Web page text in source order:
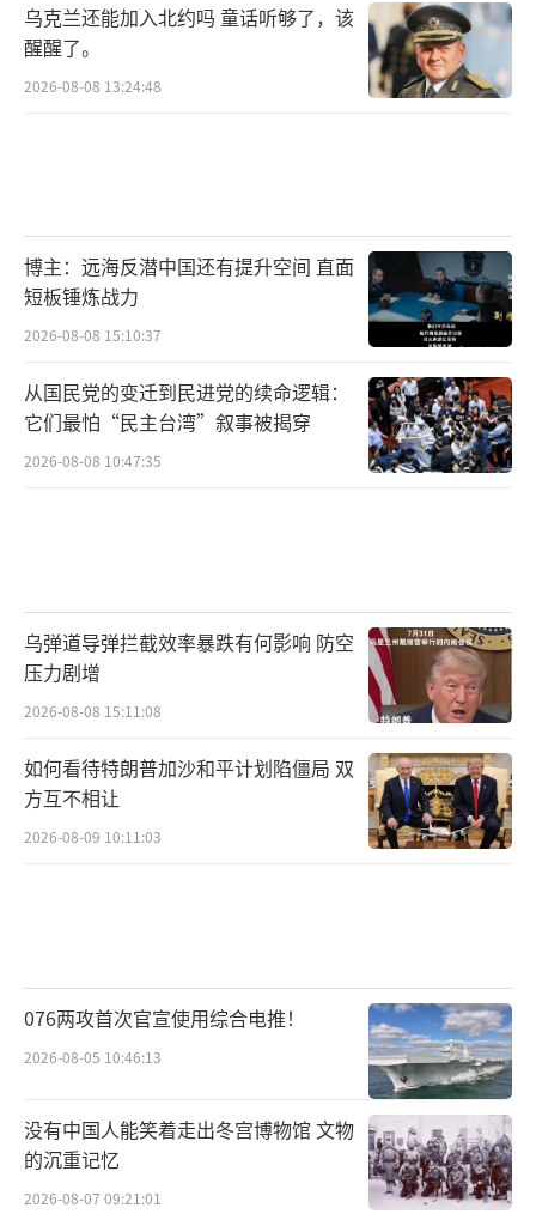
乌克兰还能加入北约吗 童话听够了，该
醒醒了。
2026-08-08 13:24:48
博主：远海反潜中国还有提升空间 直面
短板锤炼战力
2026-08-08 15:10:37
从国民党的变迁到民进党的续命逻辑：
它们最怕“民主台湾”叙事被揭穿
2026-08-08 10:47:35
乌弹道导弹拦截效率暴跌有何影响 防空
压力剧增
2026-08-08 15:11:08
如何看待特朗普加沙和平计划陷僵局 双
方互不相让
2026-08-09 10:11:03
076两攻首次官宣使用综合电推！
2026-08-05 10:46:13
没有中国人能笑着走出冬宫博物馆 文物
的沉重记忆
2026-08-07 09:21:01